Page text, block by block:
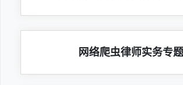
网络爬虫律师实务专题